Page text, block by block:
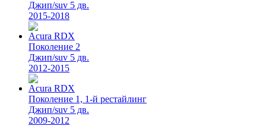
Джип/suv 5 дв.
2015-2018
Acura RDX
Поколение 2
Джип/suv 5 дв.
2012-2015
Acura RDX
Поколение 1, 1-й рестайлинг
Джип/suv 5 дв.
2009-2012